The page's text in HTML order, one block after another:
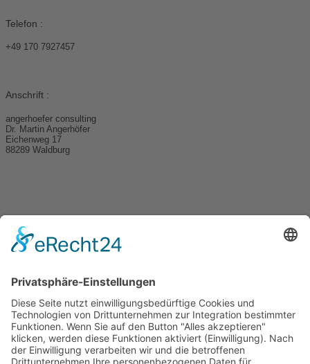
Telefon :
+49 170 7927457
Anschrift :
angerhoefer consulting
Dr. Martin Angerhöfer
Eichenweg 17
88289 Waldburg
+49 170 7927457
ma@angerhoefer-consulting.de
Nehmen Sie Kontakt auf.